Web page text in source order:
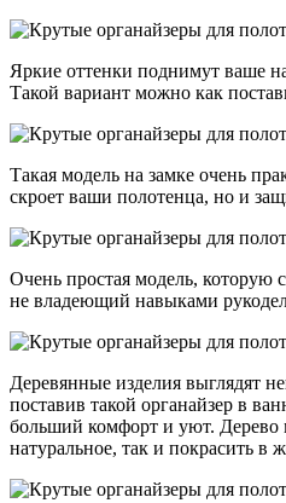
Яркие оттенки поднимут ваше
Такой вариант можно как
Такая модель на замке очень
скроет ваши полотенца, но и
Очень простая модель, которую
не владеющий навыками
Деревянные изделия выглядят
поставив такой органайзер в
больший комфорт и уют. Дерево
натуральное, так и покрасить в